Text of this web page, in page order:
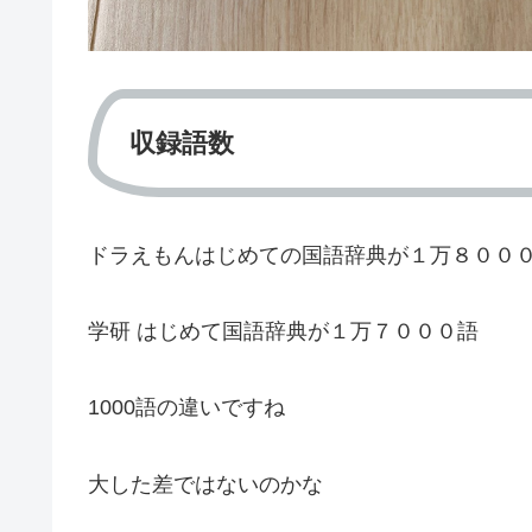
収録語数
ドラえもんはじめての国語辞典が１万８００
学研 はじめて国語辞典が１万７０００語
1000語の違いですね
大した差ではないのかな